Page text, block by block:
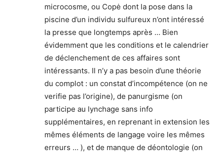
microcosme, ou Copė dont la pose dans la
piscine d’un individu sulfureux n’ont intéressé
la presse que longtemps après … Bien
évidemment que les conditions et le calendrier
de déclenchement de ces affaires sont
intéressants. Il n’y a pas besoin d’une théorie
du complot : un constat d’incompétence (on ne
verifie pas l’origine), de panurgisme (on
participe au lynchage sans info
supplémentaires, en reprenant in extension les
mêmes éléments de langage voire les mêmes
erreurs … ), et de manque de déontologie (on